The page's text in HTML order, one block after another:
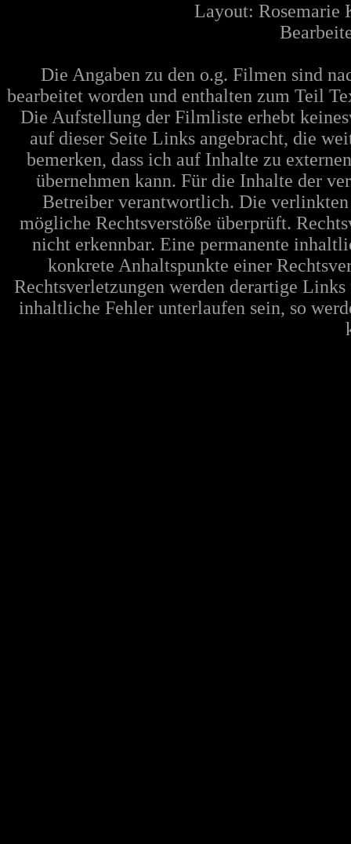
Layout: Rosemarie
Die Angaben zu den o.g. Filmen sind
bearbeitet worden und enthalten zum Teil
Die Aufstellung der Filmliste erhebt
auf dieser Seite Links angebracht, die
bemerken, dass ich auf Inhalte zu
übernehmen kann. Für die Inhalte der
Betreiber verantwortlich. Die
mögliche Rechtsverstöße überprüft.
nicht erkennbar. Eine permanente
konkrete Anhaltspunkte einer
Rechtsverletzungen werden derartige
inhaltliche Fehler unterlaufen sein, so